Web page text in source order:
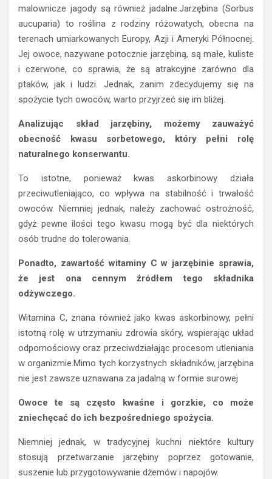
malownicze jagody są również jadalne.Jarzębina (Sorbus
aucuparia) to roślina z rodziny różowatych, obecna na
terenach umiarkowanych Europy, Azji i Ameryki Północnej.
Jej owoce, nazywane potocznie jarzębiną, są małe, kuliste
i czerwone, co sprawia, że są atrakcyjne zarówno dla
ptaków, jak i ludzi. Jednak, zanim zdecydujemy się na
spożycie tych owoców, warto przyjrzeć się im bliżej.
Analizując skład jarzębiny, możemy zauważyć
obecność kwasu sorbetowego, który pełni rolę
naturalnego konserwantu.
To istotne, ponieważ kwas askorbinowy działa
przeciwutleniająco, co wpływa na stabilność i trwałość
owoców. Niemniej jednak, należy zachować ostrożność,
gdyż pewne ilości tego kwasu mogą być dla niektórych
osób trudne do tolerowania.
Ponadto, zawartość witaminy C w jarzębinie sprawia,
że jest ona cennym źródłem tego składnika
odżywczego.
Witamina C, znana również jako kwas askorbinowy, pełni
istotną rolę w utrzymaniu zdrowia skóry, wspierając układ
odpornościowy oraz przeciwdziałając procesom utleniania
w organizmie.Mimo tych korzystnych składników, jarzębina
nie jest zawsze uznawana za jadalną w formie surowej
Owoce te są często kwaśne i gorzkie, co może
zniechęcać do ich bezpośredniego spożycia.
Niemniej jednak, w tradycyjnej kuchni niektóre kultury
stosują przetwarzanie jarzębiny poprzez gotowanie,
suszenie lub przygotowywanie dżemów i napojów.